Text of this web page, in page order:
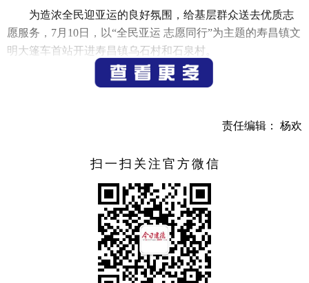
为造浓全民迎亚运的良好氛围，给基层群众送去优质志
愿服务，7月10日，以“全民亚运 志愿同行”为主题的寿昌镇文
明大篷车首站开进寿昌镇乌石村和石泉村。
在乌石村文化礼堂门口，村民一早就聚在一起等待文明
动，以及亚运文明观赛、消防安全、反诈等知识宣传，受到
着磨剪刀的时间，量一下血压、测一下血糖，还可以听到亚
运和反诈知识，这个大篷车送志愿服务算是送到我们心坎上
下午，在石泉村文化礼堂内，活动现场依然热火朝天，
除了暖心暖意的志愿服务，志愿者们还与村民们一起学习迎
亚运英语口语100句、文明观赛礼仪知识等，寓学于乐的形式
责任编辑： 杨欢
扫一扫关注官方微信